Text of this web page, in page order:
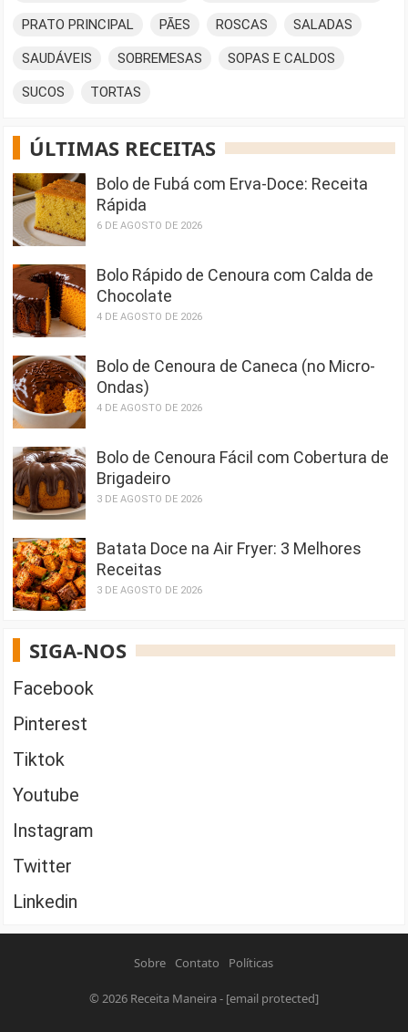
PRATO PRINCIPAL PÃES ROSCAS SALADAS
SAUDÁVEIS SOBREMESAS SOPAS E CALDOS
SUCOS TORTAS
ÚLTIMAS RECEITAS
Bolo de Fubá com Erva-Doce: Receita
Rápida
6 DE AGOSTO DE 2026
Bolo Rápido de Cenoura com Calda de
Chocolate
4 DE AGOSTO DE 2026
Bolo de Cenoura de Caneca (no Micro-
Ondas)
4 DE AGOSTO DE 2026
Bolo de Cenoura Fácil com Cobertura de
Brigadeiro
3 DE AGOSTO DE 2026
Batata Doce na Air Fryer: 3 Melhores
Receitas
3 DE AGOSTO DE 2026
SIGA-NOS
Facebook
Pinterest
Tiktok
Youtube
Instagram
Twitter
Linkedin
Sobre Contato Políticas
© 2026 Receita Maneira- [email protected]